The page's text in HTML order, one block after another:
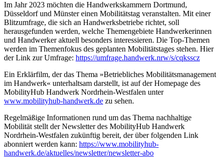
Im Jahr 2023 möchten die Handwerkskammern Dortmund,
Düsseldorf und Münster einen Mobilitätstag veranstalten. Mit einer
Blitzumfrage, die sich an Handwerksbetriebe richtet, soll
herausgefunden werden, welche Themengebiete Handwerkerinnen
und Handwerker aktuell besonders interessieren. Die Top-Themen
werden im Themenfokus des geplanten Mobilitätstages stehen. Hier
der Link zur Umfrage: https://umfrage.handwerk.nrw/s/cqksscz
Ein Erklärfilm, der das Thema »Betriebliches Mobilitätsmanagement
im Handwerk« unterhaltsam darstellt, ist auf der Homepage des
MobilityHub Handwerk Nordrhein-Westfalen unter
www.mobilityhub-handwerk.de zu sehen.
Regelmäßige Informationen rund um das Thema nachhaltige
Mobilität stellt der Newsletter des MobilityHub Handwerk
Nordrhein-Westfalen zukünftig bereit, der über folgenden Link
abonniert werden kann: https://www.mobilityhub-
handwerk.de/aktuelles/newsletter/newsletter-abo